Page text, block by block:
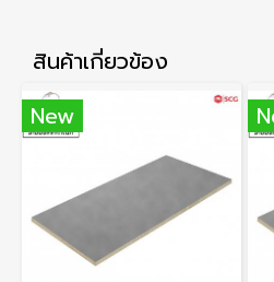
สินค้าเกี่ยวข้อง
New